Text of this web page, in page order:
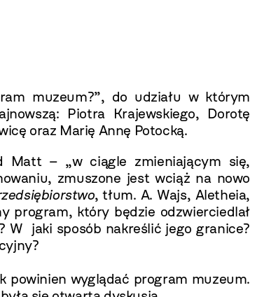
muzeum?”, do udziału w którym
Piotra Krajewskiego, Dorotę
oraz Marię Annę Potocką.
Matt – „w ciągle zmieniającym się,
zmuszone jest wciąż na nowo
, tłum. A. Wajs, Aletheia,
program, który będzie odzwierciedlał
W jaki sposób nakreślić jego granice?
powinien wyglądać program muzeum.